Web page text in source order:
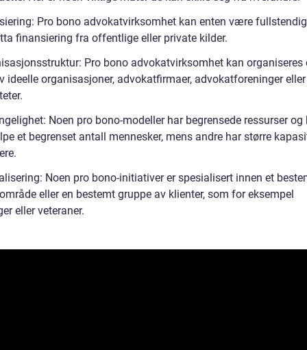
Pro bono advokatvirksomhet kan enten være
finansiering fra offentlige eller private kilder.
Pro bono advokatvirksomhet kan organiseres
ideelle organisasjoner, advokatfirmaer, advokatforeninger eller
Noen pro bono-modeller har begrensede ressurser og
et begrenset antall mennesker, mens andre har større
Noen pro bono-initiativer er spesialisert innen et
eller en bestemt gruppe av klienter, som for eksempel
eller veteraner.